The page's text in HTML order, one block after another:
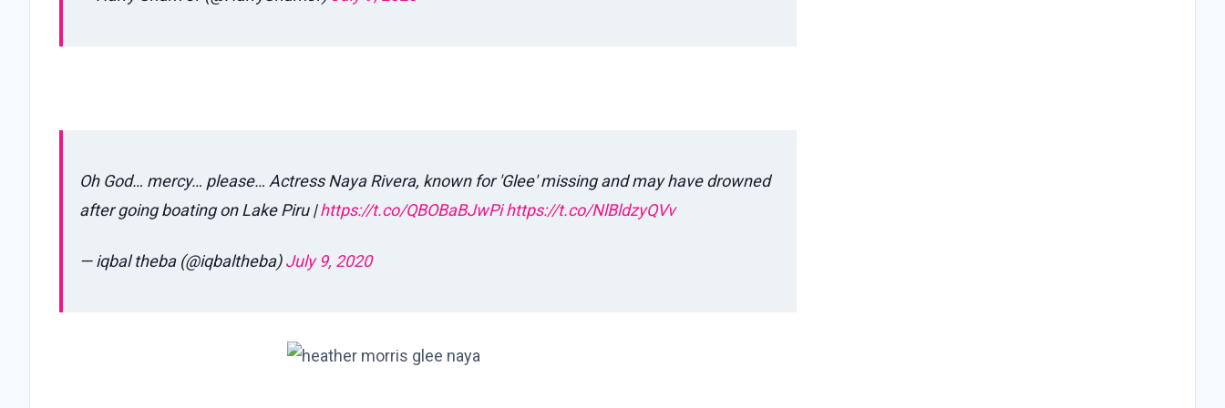
Oh God… mercy… please… Actress Naya Rivera, known for 'Glee' missing and may have drowned
after going boating on Lake Piru |https://t.co/QBOBaBJwPi https://t.co/NlBldzyQVv
— iqbal theba (@iqbaltheba)July 9, 2020